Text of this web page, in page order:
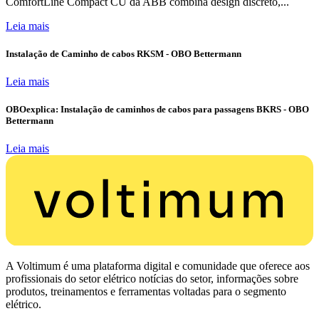
Leia mais
Instalação de Caminho de cabos RKSM - OBO Bettermann
Leia mais
OBOexplica: Instalação de caminhos de cabos para passagens BKRS - OBO
Bettermann
Leia mais
A Voltimum é uma plataforma digital e comunidade que oferece aos
profissionais do setor elétrico notícias do setor, informações sobre
produtos, treinamentos e ferramentas voltadas para o segmento
elétrico.